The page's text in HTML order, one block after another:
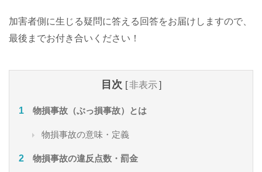
加害者側に生じる疑問に答える回答をお届けしますので、
最後までお付き合いください！
目次 [非表示]
物損事故（ぶっ損事故）とは
物損事故の意味・定義
物損事故の違反点数・罰金